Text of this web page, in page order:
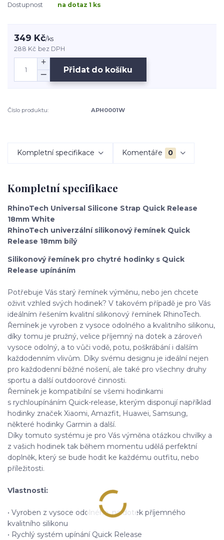
Dostupnost na dotaz 1 ks
349 Kč/ks
288 Kč bez DPH
Přidat do košíku
Číslo produktu: APH0001W
Kompletní specifikace Komentáře 0
Kompletní specifikace
RhinoTech Universal Silicone Strap Quick Release
18mm White
RhinoTech univerzální silikonový řemínek Quick
Release 18mm bílý
Silikonový řemínek pro chytré hodinky s Quick
Release upínáním
Potřebuje Vás starý řemínek výměnu, nebo jen chcete
oživit vzhled svých hodinek? V takovém případě je pro Vás
ideálním řešením kvalitní silikonový řemínek RhinoTech.
Řemínek je vyroben z vysoce odolného a kvalitního silikonu,
díky tomu je pružný, velice příjemný na dotek a zároveň
vysoce odolný, a to vůči vodě, potu, poškrábání i dalším
každodenním vlivům. Díky svému designu je ideální nejen
pro každodenní běžné nošení, ale také pro všechny druhy
sportu a další outdoorové činnosti.
Řemínek je kompatibilní se všemi hodinkami
s rychloupínáním Quick-release, kterým disponují například
hodinky značek Xiaomi, Amazfit, Huawei, Samsung,
některé hodinky Garmin a další.
Díky tomuto systému je pro Vás výměna otázkou chvilky a
z vašich hodinek tak během momentu udělá perfektní
doplněk, který se bude hodit ke každému outfitu, nebo
příležitosti.
Vlastnosti:
• Vyroben z vysoce odolného, na dotek příjemného
kvalitního silikonu
• Rychlý systém upínání Quick Release